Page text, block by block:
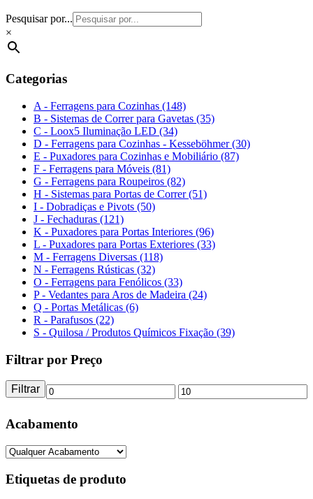
Pesquisar por...
×
Categorias
A - Ferragens para Cozinhas (148)
B - Sistemas de Correr para Gavetas (35)
C - Loox5 Iluminação LED (34)
D - Ferragens para Cozinhas - Kesseböhmer (30)
E - Puxadores para Cozinhas e Mobiliário (87)
F - Ferragens para Móveis (81)
G - Ferragens para Roupeiros (82)
H - Sistemas para Portas de Correr (51)
I - Dobradiças e Pivots (50)
J - Fechaduras (121)
K - Puxadores para Portas Interiores (96)
L - Puxadores para Portas Exteriores (33)
M - Ferragens Diversas (118)
N - Ferragens Rústicas (32)
O - Ferragens para Fenólicos (33)
P - Vedantes para Aros de Madeira (24)
Q - Portas Metálicas (6)
R - Parafusos (22)
S - Quilosa / Produtos Químicos Fixação (39)
Filtrar por Preço
Preço Preço
Filtrar
Acabamento
Etiquetas de produto